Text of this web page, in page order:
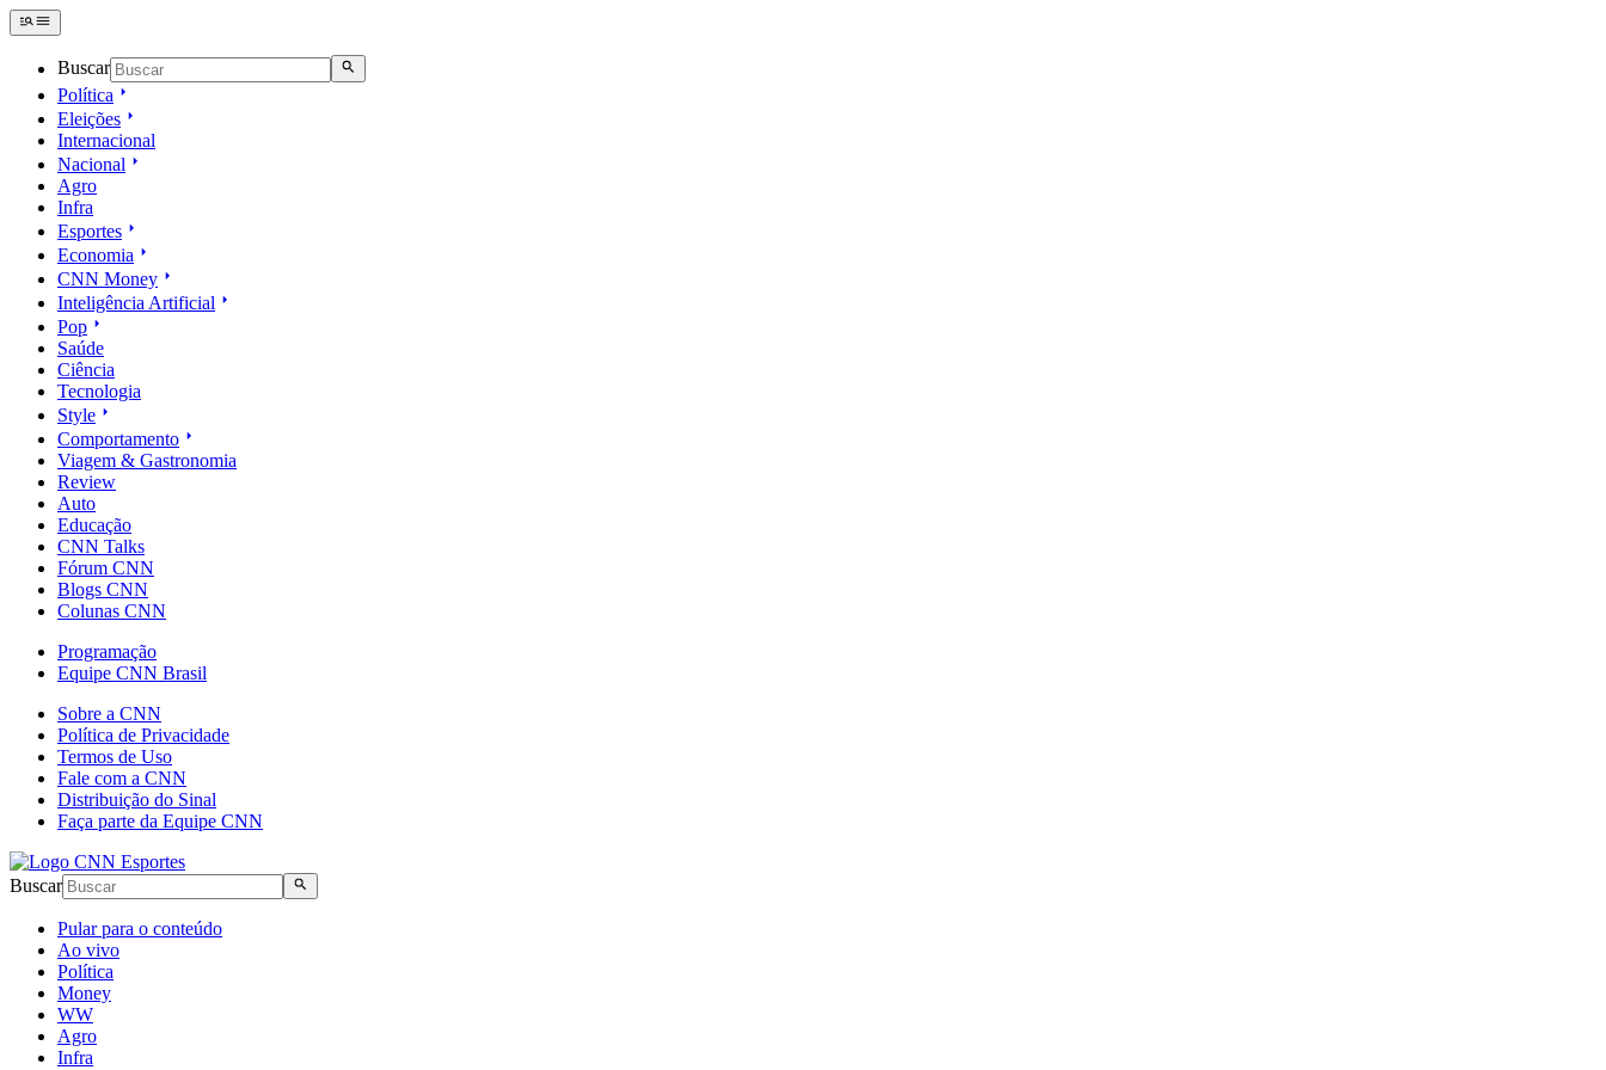
Buscar
Política
Eleições
Internacional
Nacional
Agro
Infra
Esportes
Economia
CNN Money
Inteligência Artificial
Pop
Saúde
Ciência
Tecnologia
Style
Comportamento
Viagem & Gastronomia
Review
Auto
Educação
CNN Talks
Fórum CNN
Blogs CNN
Colunas CNN
Programação
Equipe CNN Brasil
Sobre a CNN
Política de Privacidade
Termos de Uso
Fale com a CNN
Distribuição do Sinal
Faça parte da Equipe CNN
Buscar
Pular para o conteúdo
Ao vivo
Política
Money
WW
Agro
Infra